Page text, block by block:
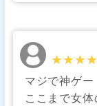
マジで神ゲー
ここまで女